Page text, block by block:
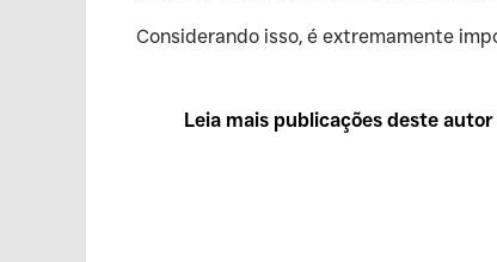
‍Considerando isso, é extremamente
Leia mais publicações deste autor